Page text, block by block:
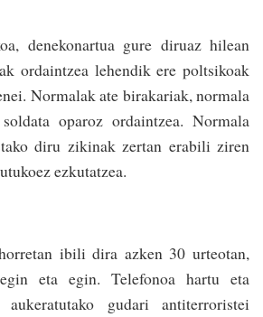
denekonartua gure diruaz hilean
ordaintzea lehendik ere poltsikoak
Normalak ate birakariak, normala
oparoz ordaintzea. Normala
diru zikinak zertan erabili ziren
ezkutatzea.
ibili dira azken 30 urteotan,
eta egin. Telefonoa hartu eta
aukeratutako gudari antiterroristei